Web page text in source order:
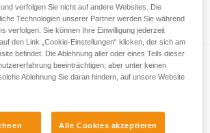
Nicht saugfähige Ersatzpolster
Saugfähige Ersatzpolster
verfolgen Sie nicht auf andere Websites. Die
Technologien unserer Partner werden Sie während
verfolgen. Sie können Ihre Einwilligung jederzeit
den Link „Cookie-Einstellungen“ klicken, der sich am
befindet. Die Ablehnung aller oder eines Teils dieser
beeinträchtigen, aber unter keinen
Ablehnung Sie daran hindern, auf unsere Website
Alle Cookies akzeptieren